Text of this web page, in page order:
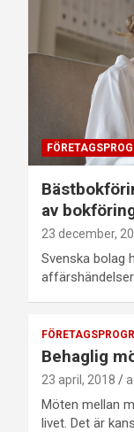
av
23 december,
Svenska bolag
Behaglig
23 april, 2018
Möten mellan
livet. Det är